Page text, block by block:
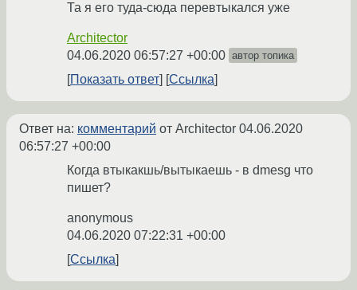
Та я его туда-сюда перевтыкался уже
Architector
04.06.2020 06:57:27 +00:00 автор топика
Показать ответ Ссылка
Ответ на: комментарий от Architector 04.06.2020
06:57:27 +00:00
Когда втыкакшь/вытыкаешь - в dmesg что
пишет?
anonymous
04.06.2020 07:22:31 +00:00
Ссылка